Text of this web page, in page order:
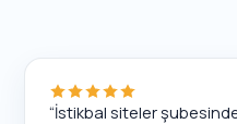
“İstikbal siteler şubesinde